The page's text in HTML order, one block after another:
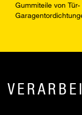
Gummiteile von